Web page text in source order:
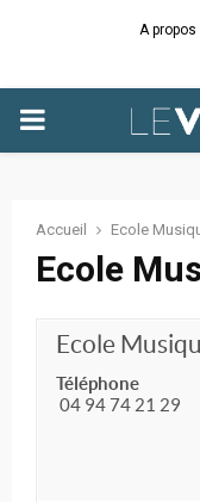
A propos
PRIMARY
Accueil Ecole
Ecole
Ecole
Téléphone
04 94 74 21 29